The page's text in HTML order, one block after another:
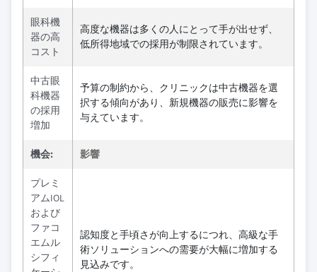
眼科機
器の高
コスト
高度な機器は多くの人にとって手が出せず、
低所得地域での採用が制限されています。
中古眼
科機器
の採用
増加
予算の制約から、クリニックは中古機器を選
択する傾向があり、新規機器の販売に影響を
与えています。
機会: 影響
プレミ
アムIOL
および
ファコ
エムル
シフィ
認知度と手頃さが向上するにつれ、高級な手
術ソリューションへの需要が大幅に増加する
見込みです。